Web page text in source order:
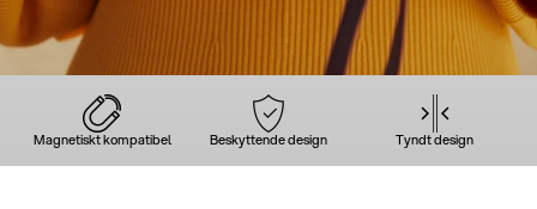
Magnetiskt kompatibel Beskyttende design Tyndt design